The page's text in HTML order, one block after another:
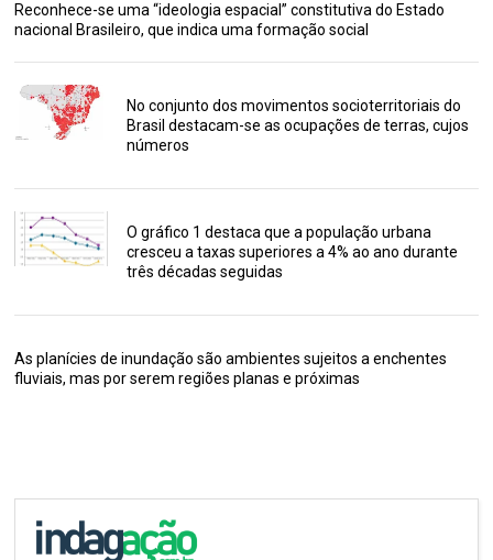
Reconhece-se uma “ideologia espacial” constitutiva do Estado
nacional Brasileiro, que indica uma formação social
No conjunto dos movimentos socioterritoriais do
Brasil destacam-se as ocupações de terras, cujos
números
O gráfico 1 destaca que a população urbana
cresceu a taxas superiores a 4% ao ano durante
três décadas seguidas
As planícies de inundação são ambientes sujeitos a enchentes
fluviais, mas por serem regiões planas e próximas